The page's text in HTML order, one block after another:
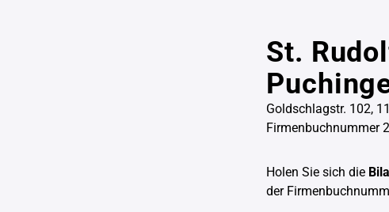
St.
Goldschlagstr. 102,
Firmenbuchnummer
Holen Sie sich die
der